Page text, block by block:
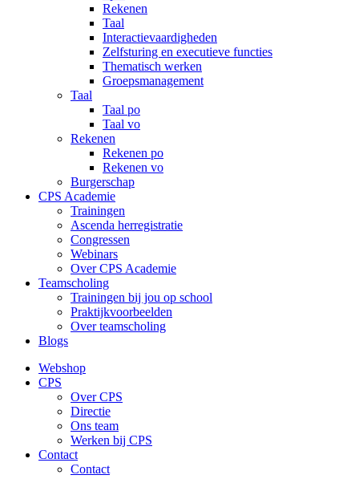
Rekenen
Taal
Interactievaardigheden
Zelfsturing en executieve functies
Thematisch werken
Groepsmanagement
Taal
Taal po
Taal vo
Rekenen
Rekenen po
Rekenen vo
Burgerschap
CPS Academie
Trainingen
Ascenda herregistratie
Congressen
Webinars
Over CPS Academie
Teamscholing
Trainingen bij jou op school
Praktijkvoorbeelden
Over teamscholing
Blogs
Webshop
CPS
Over CPS
Directie
Ons team
Werken bij CPS
Contact
Contact